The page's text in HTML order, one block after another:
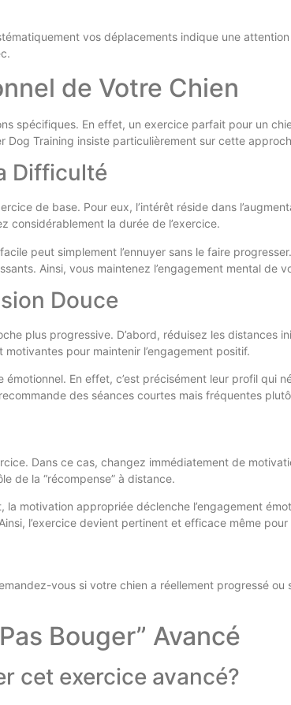
vos déplacements indique une
de Votre Chien
spécifiques. En effet, un exercice parfait pour un
Dog Training insiste particulièrement sur cette
Difficulté
de base. Pour eux, l’intérêt réside dans
considérablement la durée de l’exercice.
peut simplement l’ennuyer sans le faire
Ainsi, vous maintenez l’engagement mental de
Douce
plus progressive. D’abord, réduisez les distances
pour maintenir l’engagement positif.
En effet, c’est précisément leur profil qui
des séances courtes mais fréquentes
Dans ce cas, changez immédiatement de
de la “récompense” à distance.
motivation appropriée déclenche l’engagement
l’exercice devient pertinent et efficace même
vous si votre chien a réellement progressé
Bouger” Avancé
cet exercice avancé?